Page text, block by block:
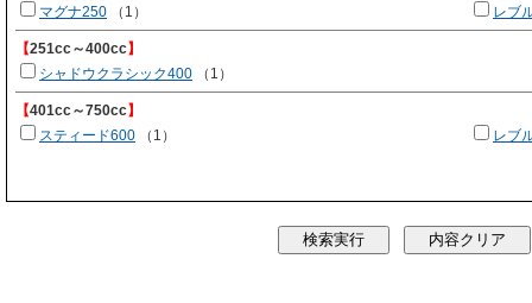
マグナ250 （1） レブ
【251cc～400cc】
シャドウクラシック400 （1）
【401cc～750cc】
スティード600 （1） レブ